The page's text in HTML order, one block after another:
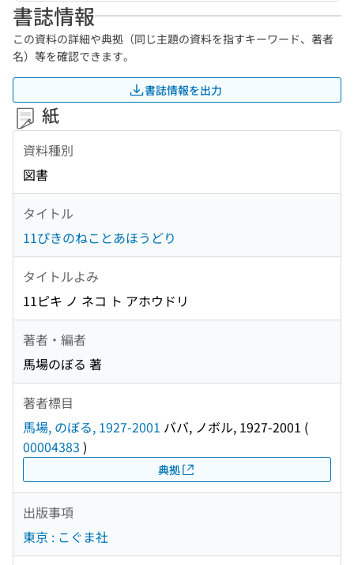
書誌情報
この資料の詳細や典拠（同じ主題の資料を指すキーワード、著者
名）等を確認できます。
書誌情報を出力
紙
資料種別
図書
タイトル
11ぴきのねことあほうどり
タイトルよみ
11ピキ ノ ネコ ト アホウドリ
著者・編者
馬場のぼる 著
著者標目
馬場, のぼる, 1927-2001 ババ, ノボル, 1927-2001 (
00004383 )
典拠
出版事項
東京 : こぐま社